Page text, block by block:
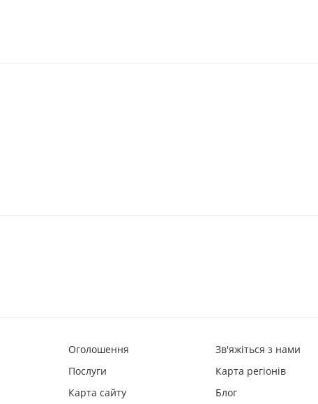
Оголошення
Послуги
Карта сайту
Зв'яжіться з нами
Карта регіонів
Блог